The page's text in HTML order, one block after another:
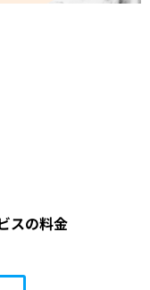
スの料金